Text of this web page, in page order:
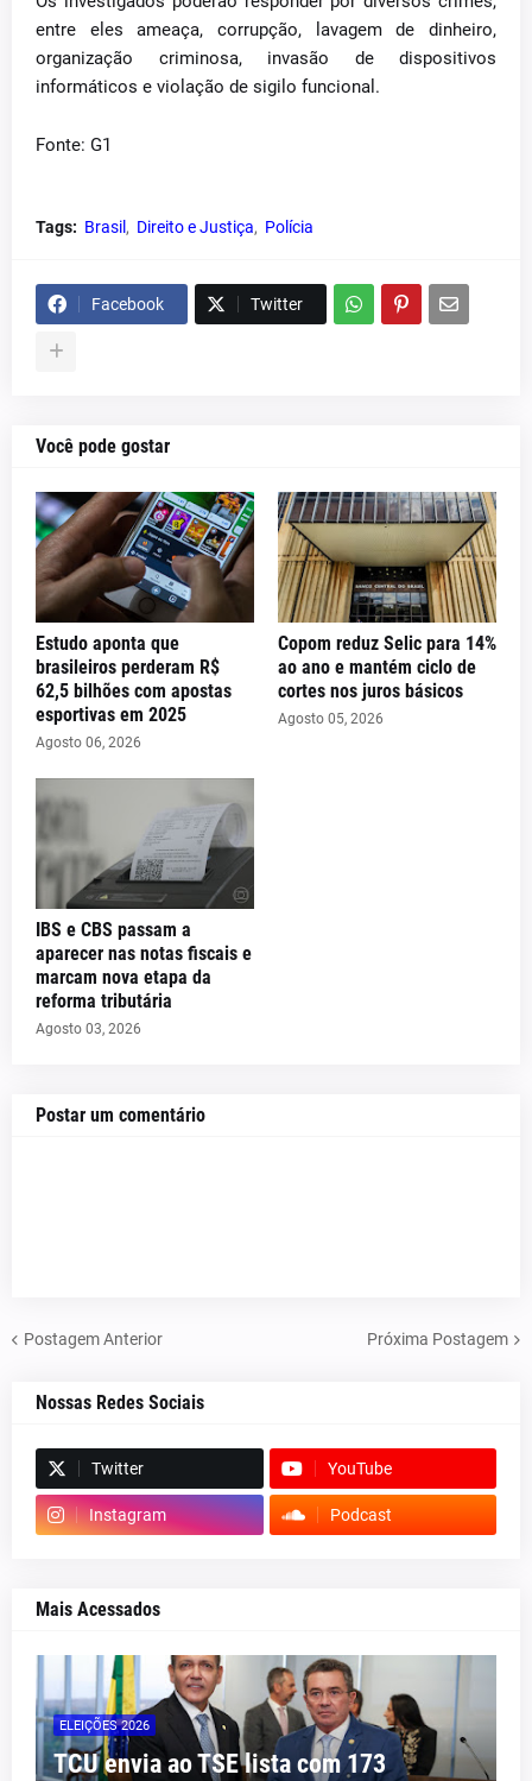
entre eles ameaça, corrupção, lavagem de dinheiro,
organização criminosa, invasão de dispositivos
informáticos e violação de sigilo funcional.
Fonte: G1
Tags: Brasil Direito e Justiça Polícia
Facebook Twitter
Você pode gostar
Estudo aponta que
brasileiros perderam R$
62,5 bilhões com apostas
esportivas em 2025
Agosto 06, 2026
Copom reduz Selic para 14%
ao ano e mantém ciclo de
cortes nos juros básicos
Agosto 05, 2026
IBS e CBS passam a
aparecer nas notas fiscais e
marcam nova etapa da
reforma tributária
Agosto 03, 2026
Postar um comentário
Postagem Anterior Próxima Postagem
Nossas Redes Sociais
Twitter YouTube
Instagram Podcast
Mais Acessados
ELEIÇÕES 2026
TCU envia ao TSE lista com 173